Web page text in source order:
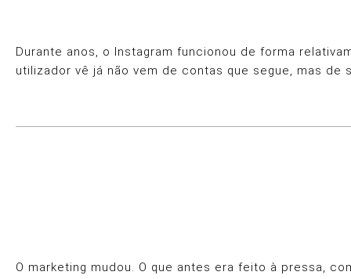
Durante anos, o Instagram funcionou de forma
utilizador vê já não vem de contas que segue, mas de
O marketing mudou. O que antes era feito à pressa,